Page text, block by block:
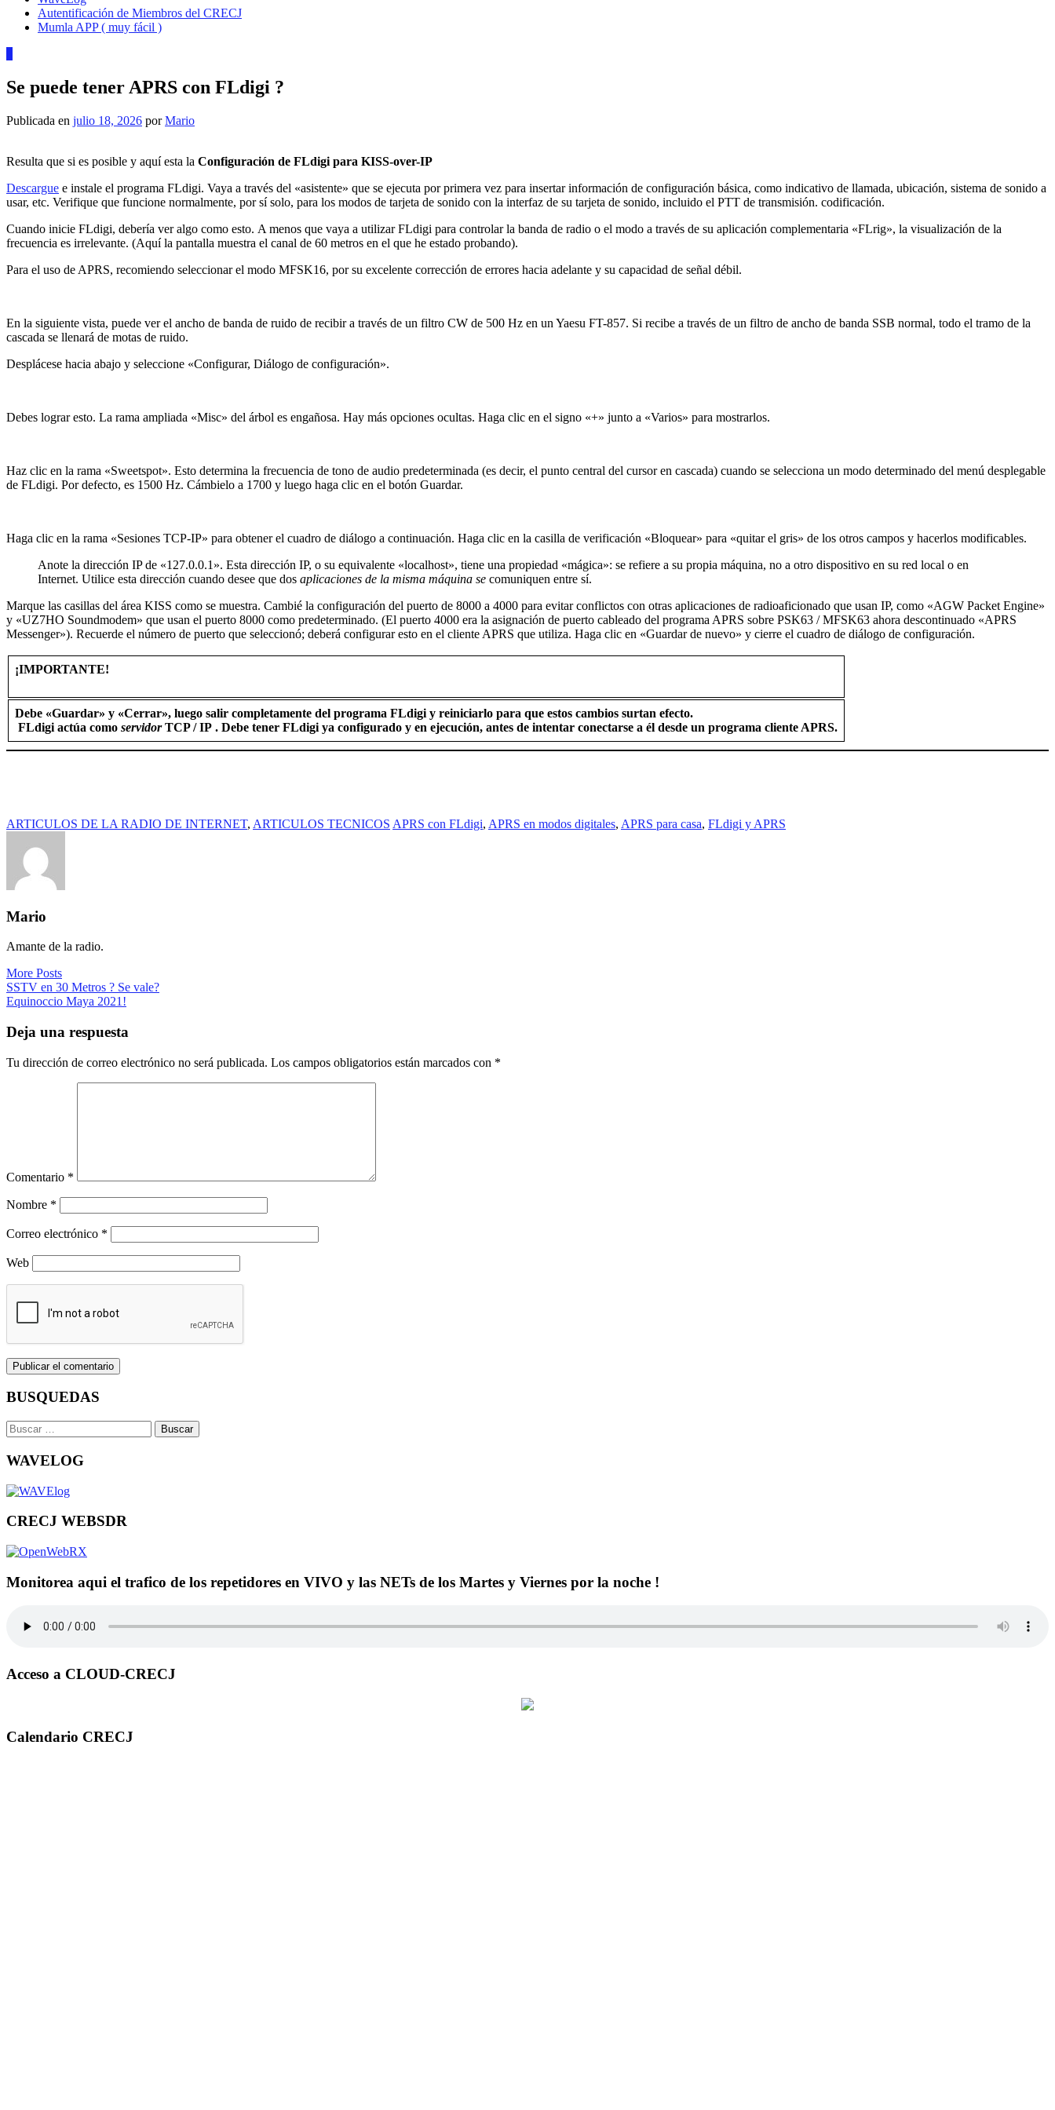
Autentificación de Miembros del CRECJ
Mumla APP ( muy fácil )
Se puede tener APRS con FLdigi ?
Publicada en julio 18, 2026 porMario
Resulta que si es posible y aquí esta la Configuración de FLdigi para KISS-over-IP
Descargue e instale el programa FLdigi. Vaya a través del «asistente» que se ejecuta por primera vez para insertar información de configuración básica, como indicativo de llamada, ubicación, sistema de sonido a
usar, etc. Verifique que funcione normalmente, por sí solo, para los modos de tarjeta de sonido con la interfaz de su tarjeta de sonido, incluido el PTT de transmisión. codificación.
Cuando inicie FLdigi, debería ver algo como esto. A menos que vaya a utilizar FLdigi para controlar la banda de radio o el modo a través de su aplicación complementaria «FLrig», la visualización de la
frecuencia es irrelevante. (Aquí la pantalla muestra el canal de 60 metros en el que he estado probando).
Para el uso de APRS, recomiendo seleccionar el modo MFSK16, por su excelente corrección de errores hacia adelante y su capacidad de señal débil.
En la siguiente vista, puede ver el ancho de banda de ruido de recibir a través de un filtro CW de 500 Hz en un Yaesu FT-857. Si recibe a través de un filtro de ancho de banda SSB normal, todo el tramo de la
cascada se llenará de motas de ruido.
Desplácese hacia abajo y seleccione «Configurar, Diálogo de configuración».
Debes lograr esto. La rama ampliada «Misc» del árbol es engañosa. Hay más opciones ocultas. Haga clic en el signo «+» junto a «Varios» para mostrarlos.
Haz clic en la rama «Sweetspot». Esto determina la frecuencia de tono de audio predeterminada (es decir, el punto central del cursor en cascada) cuando se selecciona un modo determinado del menú desplegable
de FLdigi. Por defecto, es 1500 Hz. Cámbielo a 1700 y luego haga clic en el botón Guardar.
Haga clic en la rama «Sesiones TCP-IP» para obtener el cuadro de diálogo a continuación. Haga clic en la casilla de verificación «Bloquear» para «quitar el gris» de los otros campos y hacerlos modificables.
Anote la dirección IP de «127.0.0.1». Esta dirección IP, o su equivalente «localhost», tiene una propiedad «mágica»: se refiere a su propia máquina, no a otro dispositivo en su red local o en
Internet. Utilice esta dirección cuando desee que dos aplicaciones de la misma máquina se comuniquen entre sí.
Marque las casillas del área KISS como se muestra. Cambié la configuración del puerto de 8000 a 4000 para evitar conflictos con otras aplicaciones de radioaficionado que usan IP, como «AGW Packet Engine»
y «UZ7HO Soundmodem» que usan el puerto 8000 como predeterminado. (El puerto 4000 era la asignación de puerto cableado del programa APRS sobre PSK63 / MFSK63 ahora descontinuado «APRS
Messenger»). Recuerde el número de puerto que seleccionó; deberá configurar esto en el cliente APRS que utiliza. Haga clic en «Guardar de nuevo» y cierre el cuadro de diálogo de configuración.
¡IMPORTANTE!
Debe «Guardar» y «Cerrar», luego salir completamente del programa FLdigi y reiniciarlo para que estos cambios surtan efecto.
FLdigi actúa como servidorTCP / IP . Debe tener FLdigi ya configurado y en ejecución, antes de intentar conectarse a él desde un programa cliente APRS.
ARTICULOS DE LA RADIO DE INTERNET, ARTICULOS TECNICOS APRS con FLdigi, APRS en modos digitales, APRS para casa, FLdigi y APRS
Mario
Amante de la radio.
More Posts
Navegación
de
entradas
SSTV en 30 Metros ? Se vale?
Equinoccio Maya 2021!
Deja una respuesta
Tu dirección de correo electrónico no será publicada. Los campos obligatorios están marcados con *
Comentario *
Nombre *
Correo electrónico *
Web
BUSQUEDAS
Buscar:
WAVELOG
CRECJ WEBSDR
Monitorea aqui el trafico de los repetidores en VIVO y las NETs de los Martes y Viernes por la noche !
Acceso a CLOUD-CRECJ
Calendario CRECJ